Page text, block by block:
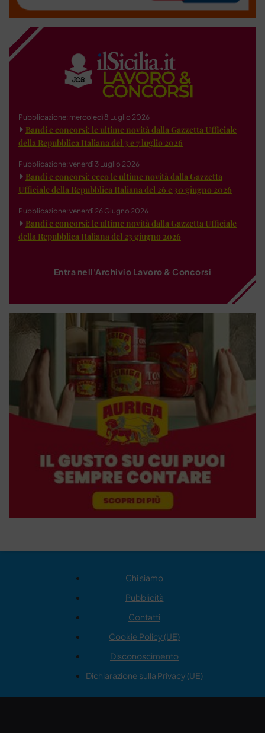
Pubblicazione: mercoledì 8 Luglio 2026
Bandi e concorsi: le ultime novità dalla Gazzetta Ufficiale
della Repubblica Italiana del 3 e 7 luglio 2026
Pubblicazione: venerdì 3 Luglio 2026
Bandi e concorsi: ecco le ultime novità dalla Gazzetta
Ufficiale della Repubblica Italiana del 26 e 30 giugno 2026
Pubblicazione: venerdì 26 Giugno 2026
Bandi e concorsi: le ultime novità dalla Gazzetta Ufficiale
della Repubblica Italiana del 23 giugno 2026
Entra nell'Archivio Lavoro & Concorsi
Chi siamo
Pubblicità
Contatti
Cookie Policy (UE)
Disconoscimento
Dichiarazione sulla Privacy (UE)